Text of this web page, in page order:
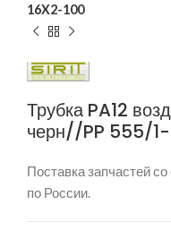
16X2-100
Трубка PA12
черн//PP 555/
Поставка запчастей
по России.